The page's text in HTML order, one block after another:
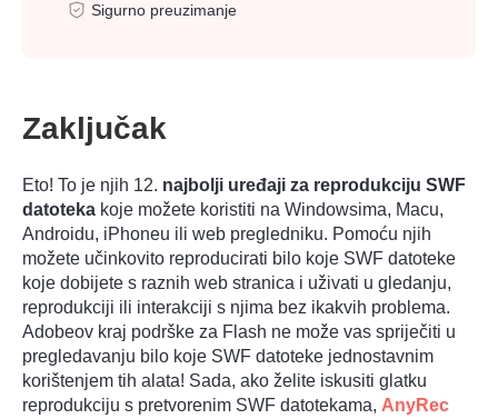
Sigurno preuzimanje
Zaključak
Eto! To je njih 12. najbolji uređaji za reprodukciju SWF
datoteka koje možete koristiti na Windowsima, Macu,
Androidu, iPhoneu ili web pregledniku. Pomoću njih
možete učinkovito reproducirati bilo koje SWF datoteke
koje dobijete s raznih web stranica i uživati u gledanju,
reprodukciji ili interakciji s njima bez ikakvih problema.
Adobeov kraj podrške za Flash ne može vas spriječiti u
pregledavanju bilo koje SWF datoteke jednostavnim
korištenjem tih alata! Sada, ako želite iskusiti glatku
reprodukciju s pretvorenim SWF datotekama, AnyRec